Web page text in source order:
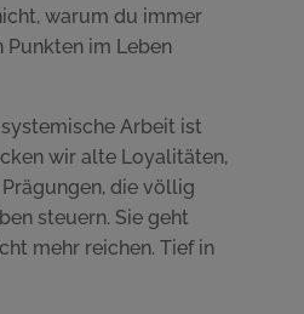
warum du immer
Punkten im Leben
Arbeit ist
wir alte Loyalitäten,
die völlig
steuern. Sie geht
mehr reichen. Tief in